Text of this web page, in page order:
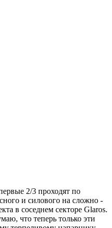
2/3 проходят по
и силового на сложно -
в соседнем секторе Glaros.
что теперь только эти